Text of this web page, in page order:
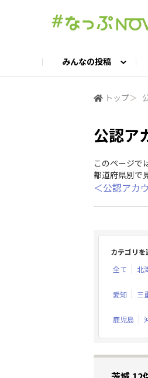
みんなの投稿
キャンプギア語
トップ＞
公認ア
このページで
都道府県別で
＜公認アカ
カテゴリを
全て
北
愛知 三
鹿児島